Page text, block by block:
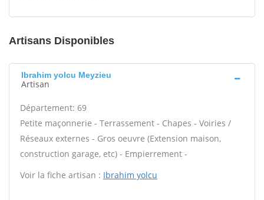
Artisans Disponibles
Ibrahim yolcu Meyzieu
Artisan
Département: 69
Petite maçonnerie - Terrassement - Chapes - Voiries /
Réseaux externes - Gros oeuvre (Extension maison,
construction garage, etc) - Empierrement -
Voir la fiche artisan : Ibrahim yolcu